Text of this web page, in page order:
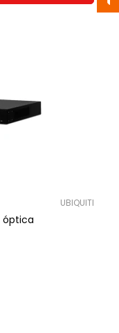
UBIQUITI
óptica